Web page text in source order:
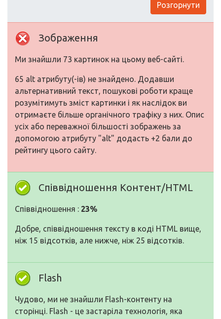
Розгорнути
Зображення
Ми знайшли 73 картинок на цьому веб-сайті.
65 alt атрибуту(-ів) не знайдено. Додавши
альтернативний текст, пошукові роботи краще
розумітимуть зміст картинки і як наслідок ви
отримаєте більше органічного трафіку з них. Опис
усіх або переважної більшості зображень за
допомогою атрибуту "alt" додасть +2 бали до
рейтингу цього сайту.
Співвідношення Контент/HTML
Співвідношення : 23%
Добре, співвідношення тексту в коді HTML вище,
ніж 15 відсотків, але нижче, ніж 25 відсотків.
Flash
Чудово, ми не знайшли Flash-контенту на
сторінці. Flash - це застаріла технологія, яка